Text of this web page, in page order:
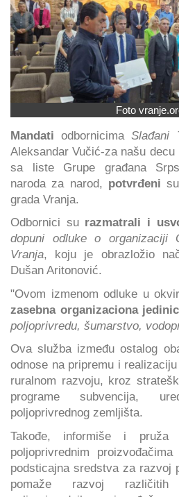
Foto
Mandatiodbornicima Slađani
Aleksandar Vučić-za našu decu
sa liste Grupe građana
naroda za narod, potvrđeni
grada Vranja.
Odbornici surazmatrali i
dopuni odluke o organizaciji
Vranja, koju je obrazložio
Dušan Aritonović.
"Ovom izmenom odluke u
zasebna organizaciona
poljoprivredu, šumarstvo,
Ova služba između ostalog
odnose na pripremu i
ruralnom razvoju, kroz
programe subvencija,
poljoprivrednog zemljišta.
Takođe, informiše i pruža
poljoprivrednim
podsticajna sredstva za razvoj
pomaže razvoj različitih